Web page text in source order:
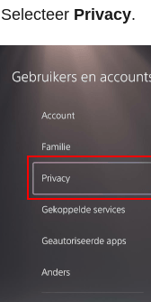
Selecteer Privacy.